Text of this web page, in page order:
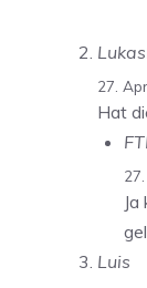
27.
Hat
Luis